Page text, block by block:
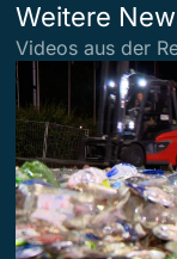
Weitere
Videos aus der